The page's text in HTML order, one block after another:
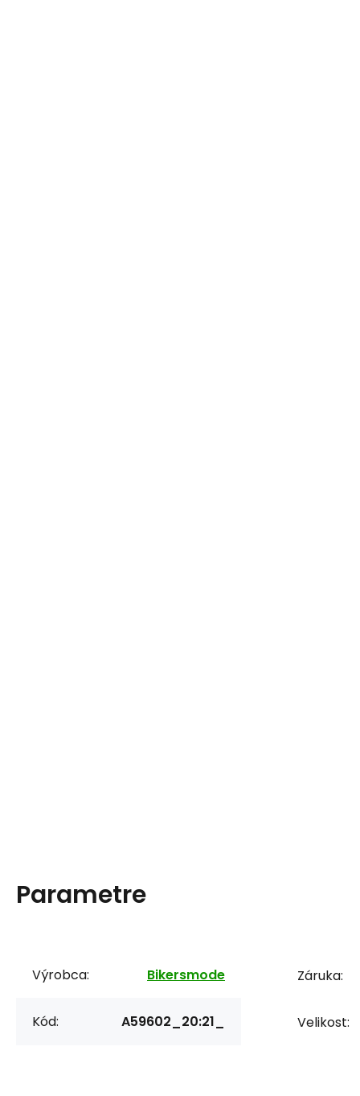
Parametre
Výrobca: Bikersmode
Kód: A59602_20:21_
Záruka:
Velikost: